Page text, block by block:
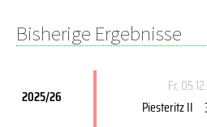
Bisherige Ergebnisse
2025/26
Fr,
Piesteritz II